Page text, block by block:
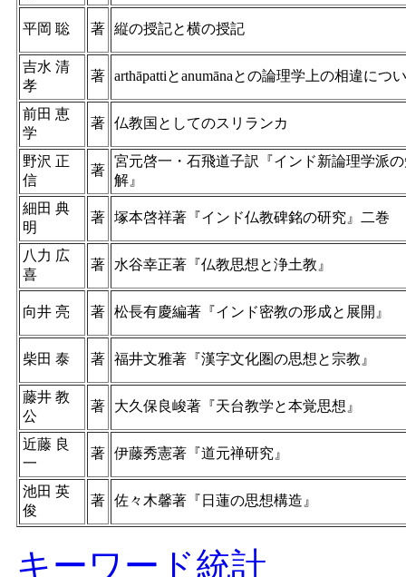
平岡 聡 著 縦の授記と横の授記
吉水 清
孝
著 arthāpattiとanumānaとの論理学上の相違につ
前田 恵
学
著 仏教国としてのスリランカ
野沢 正
信
著
宮元啓一・石飛道子訳『インド新論理学派
解』
細田 典
明
著 塚本啓祥著『インド仏教碑銘の研究』二巻
八力 広
喜
著 水谷幸正著『仏教思想と浄土教』
向井 亮 著 松長有慶編著『インド密教の形成と展開』
柴田 泰 著 福井文雅著『漢字文化圏の思想と宗教』
藤井 教
公
著 大久保良峻著『天台教学と本覚思想』
近藤 良
一
著 伊藤秀憲著『道元禅研究』
池田 英
俊
著 佐々木馨著『日蓮の思想構造』
キーワード統計